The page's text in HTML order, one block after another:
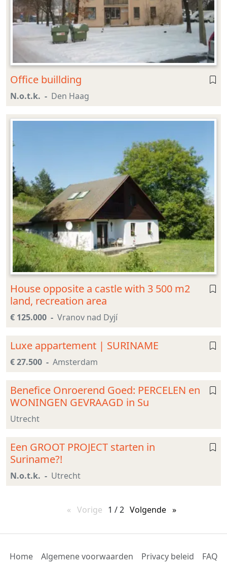
Office buillding
N.o.t.k. Den Haag
House opposite a castle with 3 500 m2
land, recreation area
€ 125.000 Vranov nad Dyjí
Luxe appartement | SURINAME
€ 27.500 Amsterdam
Benefice Onroerend Goed: PERCELEN en
WONINGEN GEVRAAGD in Su
Utrecht
Een GROOT PROJECT starten in
Suriname?!
N.o.t.k. Utrecht
Vorige pagina
1 / 2 Volgende pagina
Home Algemene voorwaarden Privacy beleid FAQ